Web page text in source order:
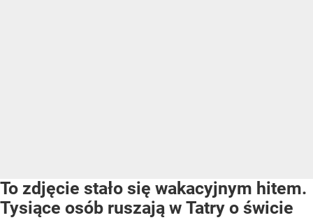
To zdjęcie stało się wakacyjnym hitem.
Tysiące osób ruszają w Tatry o świcie